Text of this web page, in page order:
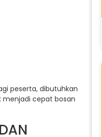
peserta, dibutuhkan
cepat bosan